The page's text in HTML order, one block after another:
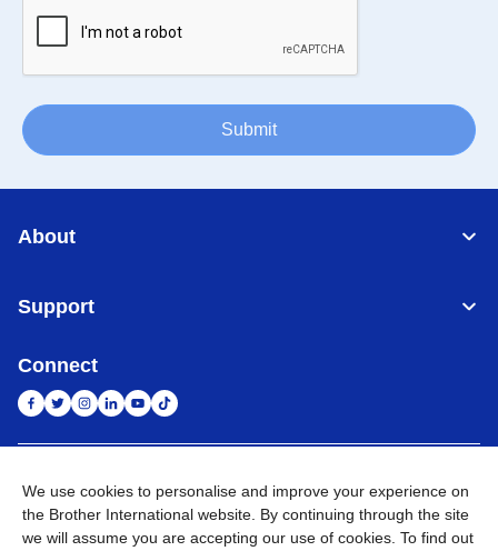
Submit
About
Support
Connect
Jaringan Global
Privacy Policy Ketentuan Penggunaan Site Map Kunjungi Situs Global
We use cookies to personalise and improve your experience on
the Brother International website. By continuing through the site
we will assume you are accepting our use of cookies. To find out